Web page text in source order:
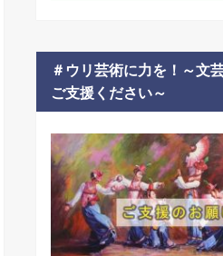
＃ウリ芸術に力を！～文
ご支援ください～